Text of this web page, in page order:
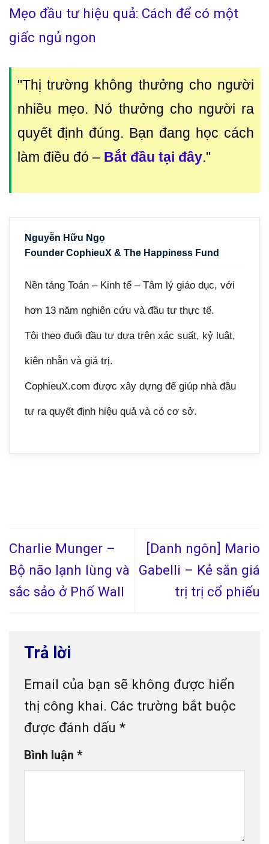
Mẹo đầu tư hiệu quả: Cách để có một
giấc ngủ ngon
"Thị trường không thưởng cho người
nhiều mẹo. Nó thưởng cho người ra
quyết định đúng. Bạn đang học cách
làm điều đó – Bắt đầu tại đây."
Nguyễn Hữu Ngọ
Founder CophieuX & The Happiness Fund
Nền tảng Toán – Kinh tế – Tâm lý giáo dục, với
hơn 13 năm nghiên cứu và đầu tư thực tế.
Tôi theo đuổi đầu tư dựa trên xác suất, kỷ luật,
kiên nhẫn và giá trị.
CophieuX.com được xây dựng để giúp nhà đầu
tư ra quyết định hiệu quả và có cơ sở.
Charlie Munger –
Bộ não lạnh lùng và
sắc sảo ở Phố Wall
[Danh ngôn] Mario
Gabelli – Kẻ săn giá
trị trị cổ phiếu
Trả lời
Email của bạn sẽ không được hiển
thị công khai. Các trường bắt buộc
được đánh dấu *
Bình luận *